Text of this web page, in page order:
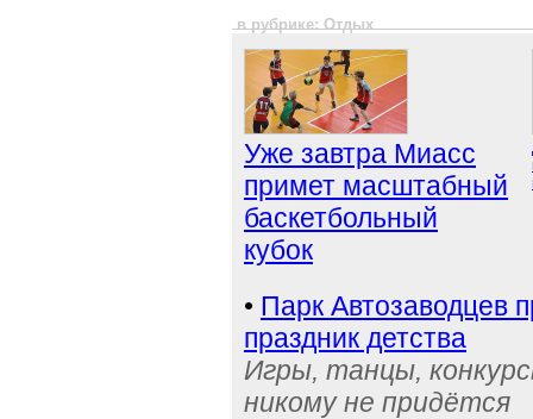
в рубрике: Отдых
Уже завтра Миасс
примет масштабный
баскетбольный
кубок
• Парк Автозаводцев
праздник детства
Игры, танцы,
никому не придётся